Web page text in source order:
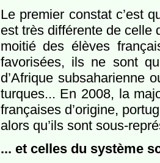
Le premier constat c’est
est très différente de celle
moitié des élèves
favorisées, ils ne sont
d’Afrique subsaharienne
turques... En 2008, la
françaises d’origine,
alors qu’ils sont sous-
... et celles du système